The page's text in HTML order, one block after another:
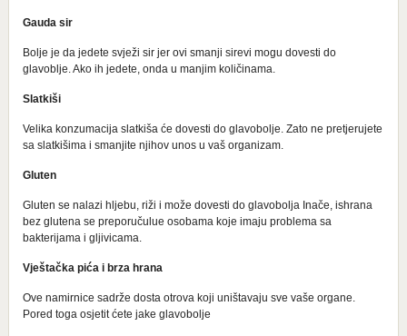
Gauda sir
Bolje je da jedete svježi sir jer ovi smanji sirevi mogu dovesti do
glavoblje. Ako ih jedete, onda u manjim količinama.
Slatkiši
Velika konzumacija slatkiša će dovesti do glavobolje. Zato ne pretjerujete
sa slatkišima i smanjite njihov unos u vaš organizam.
Gluten
Gluten se nalazi hljebu, riži i može dovesti do glavobolja Inače, ishrana
bez glutena se preporučulue osobama koje imaju problema sa
bakterijama i gljivicama.
Vještačka pića i brza hrana
Ove namirnice sadrže dosta otrova koji uništavaju sve vaše organe.
Pored toga osjetit ćete jake glavobolje